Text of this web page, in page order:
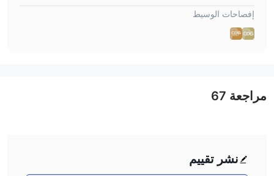
إفصاحات الوسيط
نشر تقييم
مراجعة